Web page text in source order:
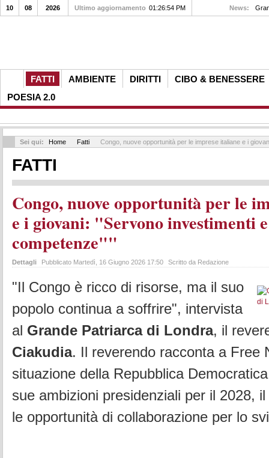
FATTI AMBIENTE DIRITTI
CIBO & BENESSERE
POESIA 2.0
10 08 2026 Ultimo aggiornamento 01:26:54 PM News: Il
Sei qui: Home Fatti Congo, nuove opportunità per le imprese italiane e i
FATTI
Congo, nuove opportunità per le
e i giovani: "Servono investimenti e
competenze""
Dettagli Pubblicato Martedì, 16 Giugno 2026 17:50 Scritto da Redazione
"Il Congo è ricco di risorse, ma il suo
popolo continua a soffrire", intervista
al Grande Patriarca di Londra, il
Ciakudia. Il reverendo racconta a Free
situazione della Repubblica
sue ambizioni presidenziali per il 2028,
le opportunità di collaborazione per lo